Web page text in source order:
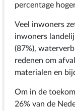
percentage
Veel inwoners
inwoners
(87%),
redenen om
materialen en
Om in de
26% van de